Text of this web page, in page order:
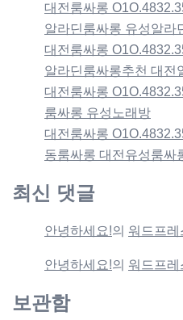
대전룸싸롱
알라딘룸싸롱 유성알라
대전룸싸롱
알라딘룸싸롱추천 대전
대전룸싸롱
룸싸롱 유성노래방
대전룸싸롱
동룸싸롱 대전유성룸싸
최신 댓글
안녕하세요!의 워드프
안녕하세요!의 워드프
보관함